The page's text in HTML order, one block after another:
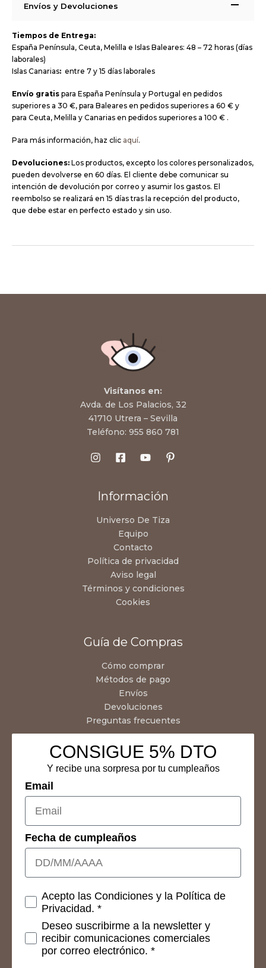
Envíos y Devoluciones
Tiempos de Entrega:
España Península, Ceuta, Melilla e Islas Baleares: 48 – 72 horas (días
laborales)
Islas Canarias: entre 7 y 15 días laborales
Envío gratis para España Península y Portugal en pedidos
superiores a 30 €, para Baleares en pedidos superiores a 60 € y
para Ceuta, Melilla y Canarias en pedidos superiores a 100 € .
Para más información, haz clic aquí.
Devoluciones: Los productos, excepto los colores personalizados,
pueden devolverse en 60 días. El cliente debe comunicar su
intención de devolución por correo y asumir los gastos. El
reembolso se realizará en 15 días tras la recepción del producto,
que debe estar en perfecto estado y sin uso.
Visítanos en:
Avda. de Los Palacios, 32
41710 Utrera – Sevilla
Teléfono: 955 860 781
Información
Universo De Tiza
Equipo
Contacto
Política de privacidad
Aviso legal
Términos y condiciones
Cookies
Guía de Compras
Cómo comprar
Métodos de pago
Envíos
Devoluciones
Preguntas frecuentes
CONSIGUE 5% DTO
Y recibe una sorpresa por tu cumpleaños
Email
Fecha de cumpleaños
Consetimientos
Acepto las Condiciones y la Política de
Privacidad. *
Deseo suscribirme a la newsletter y
recibir comunicaciones comerciales
por correo electrónico. *